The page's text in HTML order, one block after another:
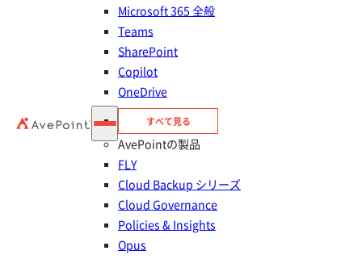
Microsoft 365 全般
Teams
SharePoint
Copilot
OneDrive
すべて見る
AvePointの製品
FLY
Cloud Backup シリーズ
Cloud Governance
Policies & Insights
Opus
アーカイブ視聴登録
セミナー
SharePoint
セキュリティを強化したい